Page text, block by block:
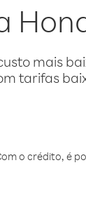
mais
tarifas
o crédito, é